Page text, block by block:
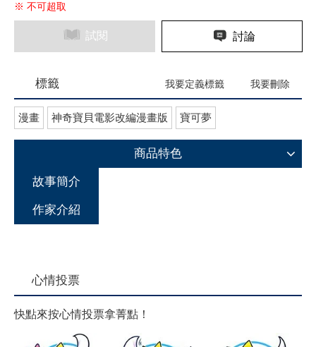
※ 不可超取
試閱 討論
標籤 我要定義標籤 我要刪除
漫畫 神奇寶貝電影改編漫畫版 寶可夢
商品特色
故事簡介
作家介紹
心情投票
快點來按心情投票拿菁點！